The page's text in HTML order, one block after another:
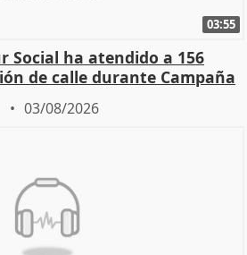
03:55
Social ha atendido a 156
de calle durante Campaña
03/08/2026